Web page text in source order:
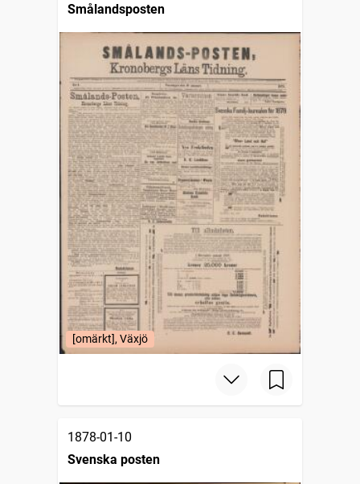
Smålandsposten
[omärkt], Växjö
1878-01-10
Svenska posten